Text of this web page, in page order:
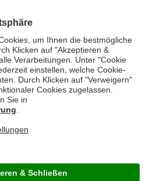
Preise in Euro und inklusive der
durch Schreib-, Programmier- und
Rücksendung